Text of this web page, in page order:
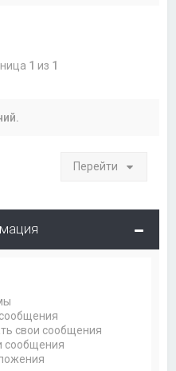
1 из 1
Перейти
свои сообщения
сообщения